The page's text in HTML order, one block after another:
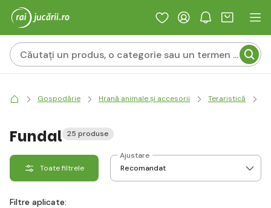
Gospodărie Hrană animale și accesorii Teraristică
Fundal 25 produse
Toate filtrele
Ajustare
Filtre aplicate: